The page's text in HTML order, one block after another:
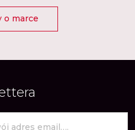
o marce